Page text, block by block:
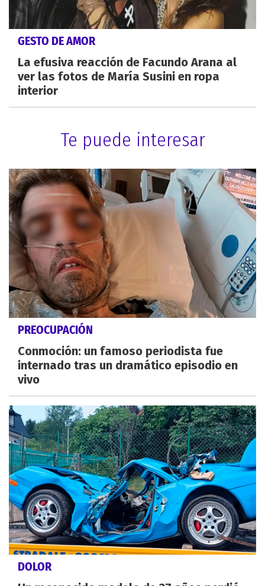
GESTO DE AMOR
La efusiva reacción de Facundo Arana al
ver las fotos de María Susini en ropa
interior
Te puede interesar
PREOCUPACIÓN
Conmoción: un famoso periodista fue
internado tras un dramático episodio en
vivo
DOLOR